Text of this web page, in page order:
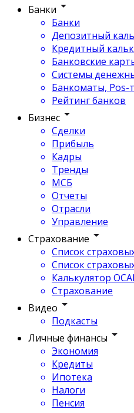
Банки
Банки
Депозитный
Кредитный
Банковские
Системы
Банкоматы,
Рейтинг банков
Бизнес
Сделки
Прибыль
Кадры
Тренды
МСБ
Отчеты
Отрасли
Управление
Страхование
Список
Список
Калькулятор
Страхование
Видео
Подкасты
Личные финансы
Экономия
Кредиты
Ипотека
Налоги
Пенсия